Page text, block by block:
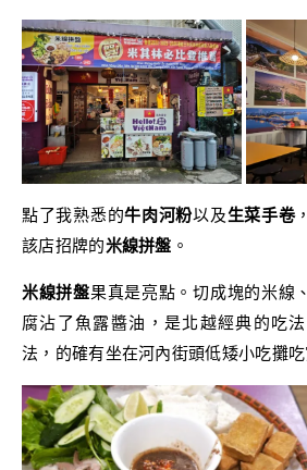
點了我熟悉的牛肉河粉以及生菜手卷
該店招牌的米線拼盤 。
米線拼盤果真是亮點。切成塊的米線
腐沾了魚露醬油，是北越經典的吃
法，的確有坐在河內街頭低矮小吃攤吃